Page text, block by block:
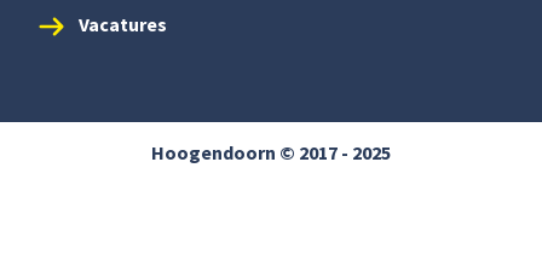
Vacatures
Hoogendoorn © 2017 - 2025